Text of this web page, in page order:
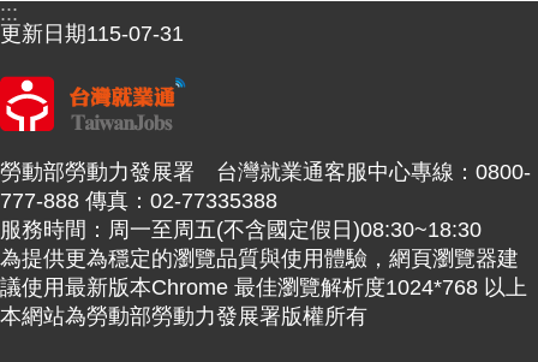
:::
更新日期115-07-31
勞動部勞動力發展署 台灣就業通客服中心專線：0800-
777-888 傳真：02-77335388
服務時間：周一至周五(不含國定假日)08:30~18:30
為提供更為穩定的瀏覽品質與使用體驗，網頁瀏覽器建
議使用最新版本Chrome 最佳瀏覽解析度1024*768 以上
本網站為勞動部勞動力發展署版權所有